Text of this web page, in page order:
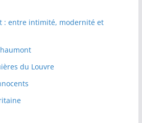
: entre intimité, modernité et
du Louvre